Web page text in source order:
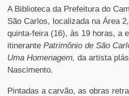
A Biblioteca da Prefeitura do
São Carlos, localizada na Área
quinta-feira (16), às 19 horas, a
itinerante Patrimônio de São
Uma Homenagem, da artista
Nascimento.
Pintadas a carvão, as obras